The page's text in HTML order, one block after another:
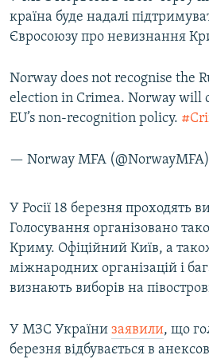
країна буде надалі
Євросоюзу про невизнання
Norway does not recognise the
election in Crimea. Norway will
EU’s non-recognition policy.
— Norway MFA (@NorwayMFA)
У Росії 18 березня проходять
Голосування організовано
Криму. Офіційний Київ, а
міжнародних організацій і
визнають виборів на
У МЗС України заявили, що
березня відбувається в